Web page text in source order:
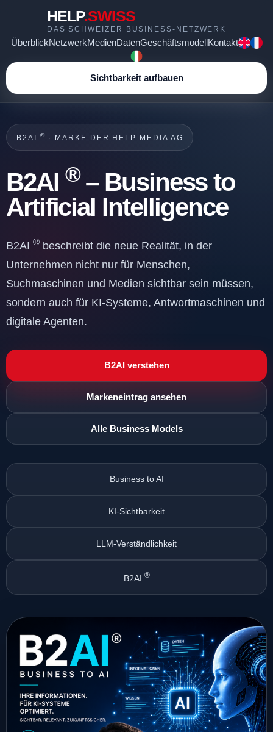
HELP.SWISS
DAS SCHWEIZER BUSINESS-NETZWERK
ÜberblickNetzwerkMedienDatenGeschäftsmodellKontakt
Sichtbarkeit aufbauen
B2AI ® · MARKE DER HELP MEDIA AG
B2AI ®– Business to
Artificial Intelligence
B2AI ® beschreibt die neue Realität, in der
Unternehmen nicht nur für Menschen,
Suchmaschinen und Medien sichtbar sein müssen,
sondern auch für KI-Systeme, Antwortmaschinen und
digitale Agenten.
B2AI verstehen
Markeneintrag ansehen
Alle Business Models
Business to AI
KI-Sichtbarkeit
LLM-Verständlichkeit
B2AI ®